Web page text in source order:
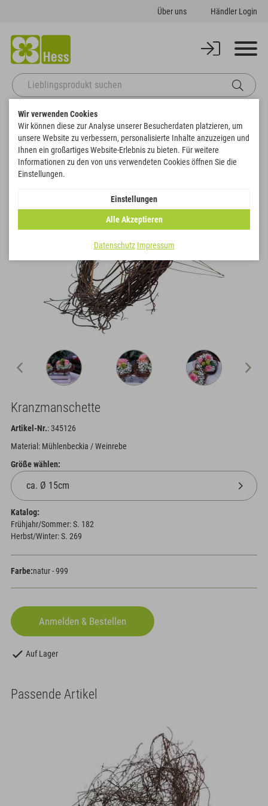
Über uns Händler Login
Startseite Deko Florales
Zurück zur Artikelübersicht
Kranzmanschette
Artikel-Nr.: 345126
Material: Mühlenbeckia / Weinrebe
Größe wählen:
Katalog:
Frühjahr/Sommer: S. 182
Herbst/Winter: S. 269
Farbe:natur - 999
Auf Lager
Passende Artikel
Wir verwenden Cookies
Wir können diese zur Analyse unserer Besucherdaten platzieren, um
unsere Website zu verbessern, personalisierte Inhalte anzuzeigen und
Ihnen ein großartiges Website-Erlebnis zu bieten. Für weitere
Informationen zu den von uns verwendeten Cookies öffnen Sie die
Einstellungen.
Einstellungen
Alle Akzeptieren
Datenschutz Impressum